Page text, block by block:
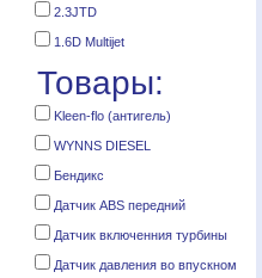
2.3JTD
1.6D Multijet
Товары:
Kleen-flo (антигель)
WYNNS DIESEL
Бендикс
Датчик ABS передний
Датчик включенния турбины
Датчик давления во впускном